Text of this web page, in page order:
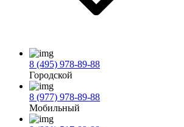
8 (495) 978-89-88
Городской
8 (977) 978-89-88
Мобильный